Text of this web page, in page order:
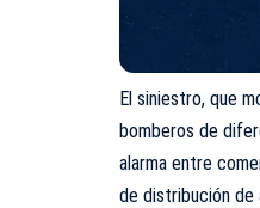
El siniestro, que
bomberos de
alarma entre
de distribución de